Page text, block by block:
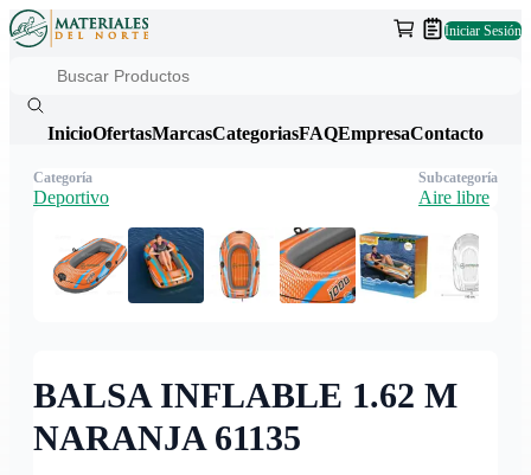
Iniciar Sesión
InicioOfertasMarcasCategoriasFAQEmpresaContacto
BALSA INFLABLE 1.62 M
NARANJA 61135
Categoría
Deportivo
Subcategoría
Aire libre